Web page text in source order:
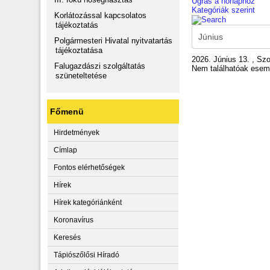
Korlátozással kapcsolatos
tájékoztatás
Polgármesteri Hivatal nyitvatartás
tájékoztatása
Falugazdászi szolgáltatás
szüneteltetése
Főmenü
Hirdetmények
Címlap
Fontos elérhetőségek
Hírek
Hírek kategóriánként
Koronavírus
Keresés
Tápiószőlősi Híradó
Kategóriák szerint
2026. Június 13. ,
Nem találhatóak